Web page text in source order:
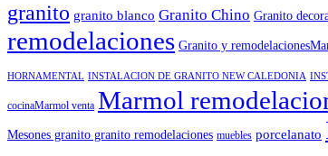
granito granito blanco Granito Chino Granito
remodelaciones Granito y
HORNAMENTAL INSTALACION DE GRANITO NEW CALEDONIA
cocinaMarmol venta Marmol
Mesones granito granito remodelaciones muebles porcelanato